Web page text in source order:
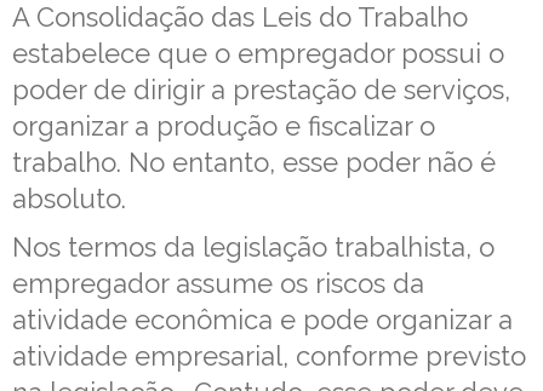
A Consolidação das Leis do Trabalho
estabelece que o empregador possui o
poder de dirigir a prestação de serviços,
organizar a produção e fiscalizar o
trabalho. No entanto, esse poder não é
absoluto.
Nos termos da legislação trabalhista, o
empregador assume os riscos da
atividade econômica e pode organizar a
atividade empresarial, conforme previsto